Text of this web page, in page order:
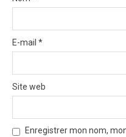
E-mail *
Site web
Enregistrer mon nom,